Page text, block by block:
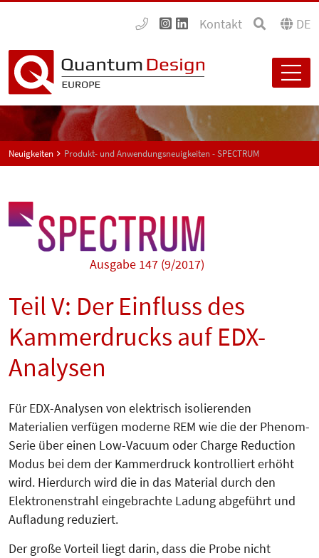
Kontakt DE
Neuigkeiten Produkt- und Anwendungsneuigkeiten - SPECTRUM
Ausgabe 147 (9/2017)
Teil V: Der Einfluss des
Kammerdrucks auf EDX-
Analysen
Für EDX-Analysen von elektrisch isolierenden
Materialien verfügen moderne REM wie die der Phenom-
Serie über einen Low-Vacuum oder Charge Reduction
Modus bei dem der Kammerdruck kontrolliert erhöht
wird. Hierdurch wird die in das Material durch den
Elektronenstrahl eingebrachte Ladung abgeführt und
Aufladung reduziert.
Der große Vorteil liegt darin, dass die Probe nicht